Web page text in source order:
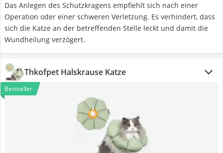
Das Anlegen des Schutzkragens empfiehlt sich nach einer
Operation oder einer schweren Verletzung. Es verhindert, dass
sich die Katze an der betreffenden Stelle leckt und damit die
Wundheilung verzögert.
Thkofpet Halskrause Katze
Bestseller